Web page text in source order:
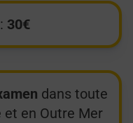
30€
dans toute
en Outre Mer